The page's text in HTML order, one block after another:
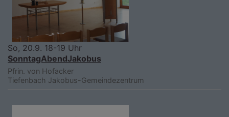
So, 20.9. 18-19 Uhr
SonntagAbendJakobus
Pfrin. von Hofacker
Tiefenbach Jakobus-Gemeindezentrum